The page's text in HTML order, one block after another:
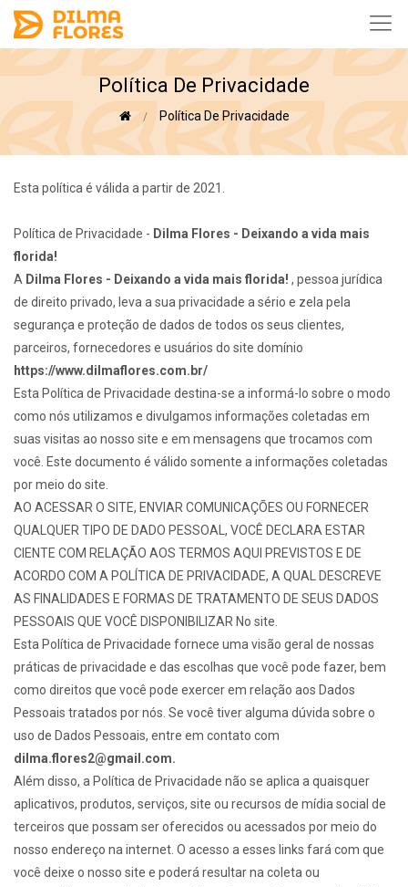
Política De Privacidade
Política De Privacidade
Esta política é válida a partir de 2021.
Política de Privacidade - Dilma Flores - Deixando a vida mais
florida!
A Dilma Flores - Deixando a vida mais florida! , pessoa jurídica
de direito privado, leva a sua privacidade a sério e zela pela
segurança e proteção de dados de todos os seus clientes,
parceiros, fornecedores e usuários do site domínio
https://www.dilmaflores.com.br/
Esta Política de Privacidade destina-se a informá-lo sobre o modo
como nós utilizamos e divulgamos informações coletadas em
suas visitas ao nosso site e em mensagens que trocamos com
você. Este documento é válido somente a informações coletadas
por meio do site.
AO ACESSAR O SITE, ENVIAR COMUNICAÇÕES OU FORNECER
QUALQUER TIPO DE DADO PESSOAL, VOCÊ DECLARA ESTAR
CIENTE COM RELAÇÃO AOS TERMOS AQUI PREVISTOS E DE
ACORDO COM A POLÍTICA DE PRIVACIDADE, A QUAL DESCREVE
AS FINALIDADES E FORMAS DE TRATAMENTO DE SEUS DADOS
PESSOAIS QUE VOCÊ DISPONIBILIZAR No site.
Esta Política de Privacidade fornece uma visão geral de nossas
práticas de privacidade e das escolhas que você pode fazer, bem
como direitos que você pode exercer em relação aos Dados
Pessoais tratados por nós. Se você tiver alguma dúvida sobre o
uso de Dados Pessoais, entre em contato com
dilma.flores2@gmail.com.
Além disso, a Política de Privacidade não se aplica a quaisquer
aplicativos, produtos, serviços, site ou recursos de mídia social de
terceiros que possam ser oferecidos ou acessados por meio do
nosso endereço na internet. O acesso a esses links fará com que
você deixe o nosso site e poderá resultar na coleta ou